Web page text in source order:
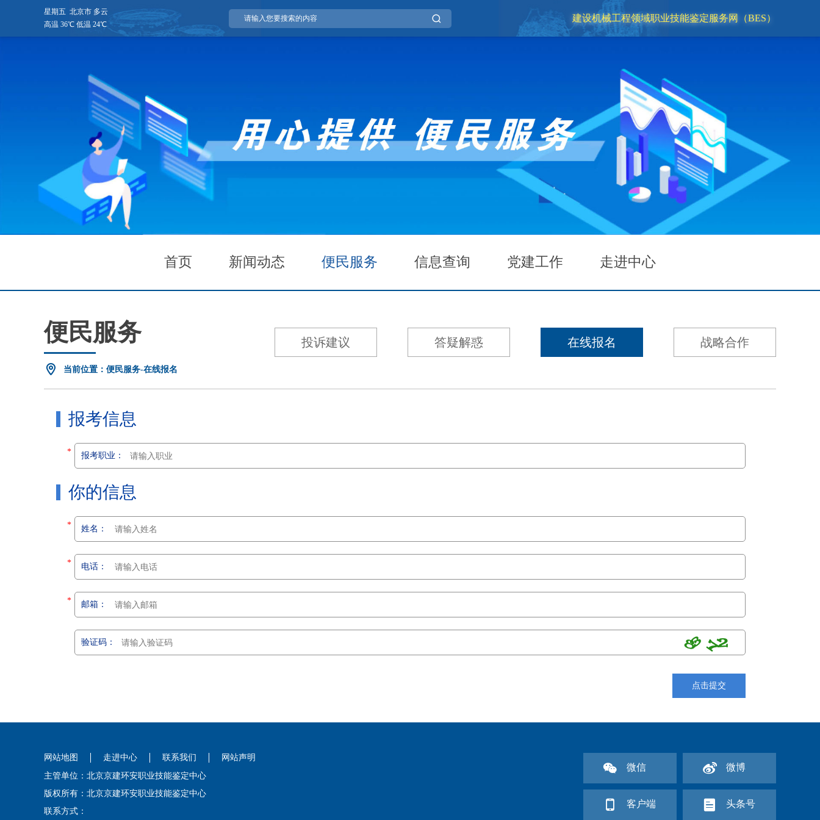
星期五 北京市 多云
高温 36℃ 低温 24℃
建设机械工程领域职业技能鉴定服务网（BES）
首页 新闻动态 便民服务 信息查询 党建工作 走进中心
便民服务 投诉建议 答疑解惑 在线报名 战略合作
当前位置：便民服务-在线报名
报考信息
报考职业：
*
你的信息
姓名：
*
电话：
*
邮箱：
*
验证码：
点击提交
网站地图 走进中心 联系我们
网站声明
主管单位：北京京建环安职业技能鉴定中心
版权所有：北京京建环安职业技能鉴定中心
联系方式：
微信 微博
客户端 头条号